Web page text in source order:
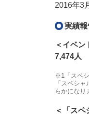
2016年3
実績報
＜イベン
7,474人
※1「スペ
「スペシ
らかになり
＜「スペ